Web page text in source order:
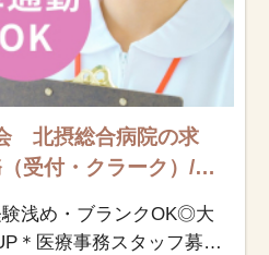
北摂総合病院の求
受付・クラーク）/派
浅め・ブランクOK◎大
＊医療事務スタッフ募